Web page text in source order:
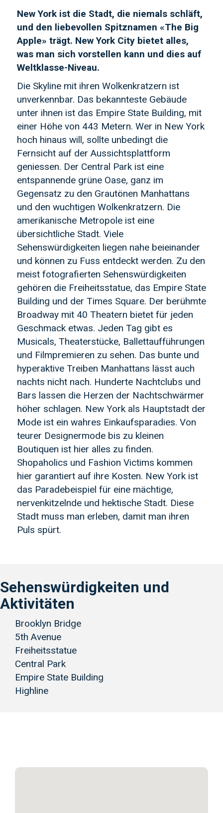
New York ist die Stadt, die niemals schläft,
und den liebevollen Spitznamen «The Big
Apple» trägt. New York City bietet alles,
was man sich vorstellen kann und dies auf
Weltklasse-Niveau.
Die Skyline mit ihren Wolkenkratzern ist
unverkennbar. Das bekannteste Gebäude
unter ihnen ist das Empire State Building, mit
einer Höhe von 443 Metern. Wer in New York
hoch hinaus will, sollte unbedingt die
Fernsicht auf der Aussichtsplattform
geniessen. Der Central Park ist eine
entspannende grüne Oase, ganz im
Gegensatz zu den Grautönen Manhattans
und den wuchtigen Wolkenkratzern. Die
amerikanische Metropole ist eine
übersichtliche Stadt. Viele
Sehenswürdigkeiten liegen nahe beieinander
und können zu Fuss entdeckt werden. Zu den
meist fotografierten Sehenswürdigkeiten
gehören die Freiheitsstatue, das Empire State
Building und der Times Square. Der berühmte
Broadway mit 40 Theatern bietet für jeden
Geschmack etwas. Jeden Tag gibt es
Musicals, Theaterstücke, Ballettaufführungen
und Filmpremieren zu sehen. Das bunte und
hyperaktive Treiben Manhattans lässt auch
nachts nicht nach. Hunderte Nachtclubs und
Bars lassen die Herzen der Nachtschwärmer
höher schlagen. New York als Hauptstadt der
Mode ist ein wahres Einkaufsparadies. Von
teurer Designermode bis zu kleinen
Boutiquen ist hier alles zu finden.
Shopaholics und Fashion Victims kommen
hier garantiert auf ihre Kosten. New York ist
das Paradebeispiel für eine mächtige,
nervenkitzelnde und hektische Stadt. Diese
Stadt muss man erleben, damit man ihren
Puls spürt.
Sehenswürdigkeiten und
Aktivitäten
Brooklyn Bridge
5th Avenue
Freiheitsstatue
Central Park
Empire State Building
Highline